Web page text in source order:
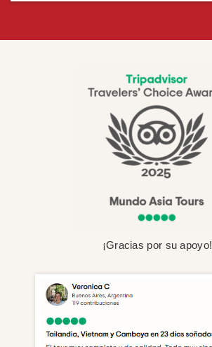
¡Gracias por su apoyo!